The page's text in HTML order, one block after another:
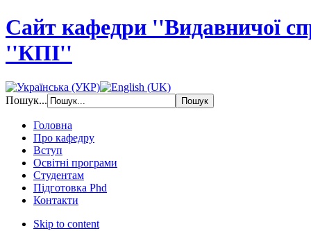
Сайт кафедри ''Видавничої
''КПІ''
Пошук...
Головна
Про кафедру
Вступ
Освітні програми
Студентам
Підготовка Phd
Контакти
Skip to content